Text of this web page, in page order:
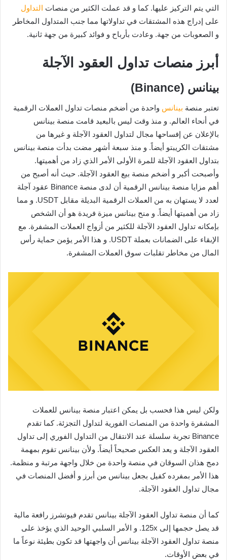
التي يتم التركيز عليها. كما و قد عملت الكثير من منصات التداول
على إدراج هذه المشتقات في تداولاتها مما جنب المتداول المخاطر
و الصعوبات من جهة. وعادت بأرباح و فوائد كبيرة من جهة ثانية.
أبرز منصات تداول العقود الآجلة
بينانس (Binance)
تعتبر منصة بينانس واحدة من أضخم منصات تداول العملات الرقمية
في أنحاء العالم. و منذ وقت ليس بالبعيد قامت منصة بينانس
بالإعلان عن إفساحها مجال لتداول العقود الآجلة و غيرها من
مشتقات الكريبتو أيضاً. و منذ سبعة أشهر مضت بدأت منصة بينانس
بتداول العقود الآجلة للمرة الأولى الأمر الذي زاد من أهميتها.
وأصبحت أكبر و أضخم منصة بيع العقود الآجلة. حيث أنه أصبح من
أهم مزايا منصة بينانس الرقمية أن لدى منصة Binance عقود آجلة
لعدد لا يستهان به من العملات الرقمية البديلة مقابل USDT. و مما
زاد من أهميتها أيضاً. و منح بينانس ميزة فريدة هو أن الشخص
بإمكانه تداول العقود الآجلة للكثير من أزواج العملات المشفرة. مع
الإبقاء على الضمانات بعملة USDT. و هذا الأمر يؤمن حماية رأس
المال من مخاطر تقلبات سوق العملات المشفرة.
ولكن ليس هذا فحسب بل يمكن اعتبار منصة بينانس للعملات
المشفرة واحدة من المنصات الفورية لتداول التجزئة. كما تقدم
Binance تجربة سلسلة عند الانتقال من التداول الفوري إلى تداول
العقود الآجلة و يعد العكس صحيحاً أيضاً. ولأن بينانس تقوم بمهمة
دمج هذان السوقان في منصة واحدة من خلال واجهة مرتبة و منظمة.
هذا الأمر بمفرده كفيل بجعل بينانس من أبرز و أفضل المنصات في
مجال تداول العقود الآجلة.
كما أن منصة تداول العقود الآجلة بينانس تقدم فيوتشرز رافعة مالية
قد يصل حجمها إلى 125x. و الأمر السلبي الوحيد الذي يؤخذ على
منصة تداول العقود الآجلة بينانس أن واجهتها قد تكون بطيئة نوعاً ما
في بعض الأوقات.